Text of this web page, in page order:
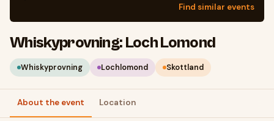
For Organisers
Create event Download the app
Find similar events
Whiskyprovning: Loch Lomond
Whiskyprovning Lochlomond Skottland
About the event Location